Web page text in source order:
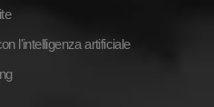
l'intelligenza artificiale